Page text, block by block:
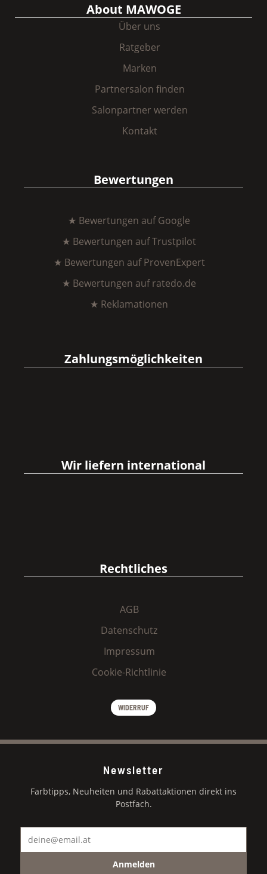
About MAWOGE
Über uns
Ratgeber
Marken
Partnersalon finden
Salonpartner werden
Kontakt
Bewertungen
★ Bewertungen auf Google
★ Bewertungen auf Trustpilot
★ Bewertungen auf ProvenExpert
★ Bewertungen auf ratedo.de
★ Reklamationen
Zahlungsmöglichkeiten
Wir liefern international
Rechtliches
AGB
Datenschutz
Impressum
Cookie-Richtlinie
WIDERRUF
Newsletter
Farbtipps, Neuheiten und Rabattaktionen direkt ins
Postfach.
Anmelden